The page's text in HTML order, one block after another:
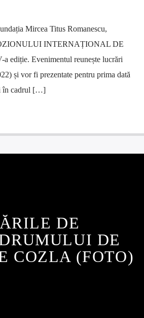
Mircea Titus Romanescu,
INTERNAȚIONAL DE
Evenimentul reunește lucrări
și vor fi prezentate pentru prima dată
în cadrul […]
DE
DE
COZLA (FOTO)